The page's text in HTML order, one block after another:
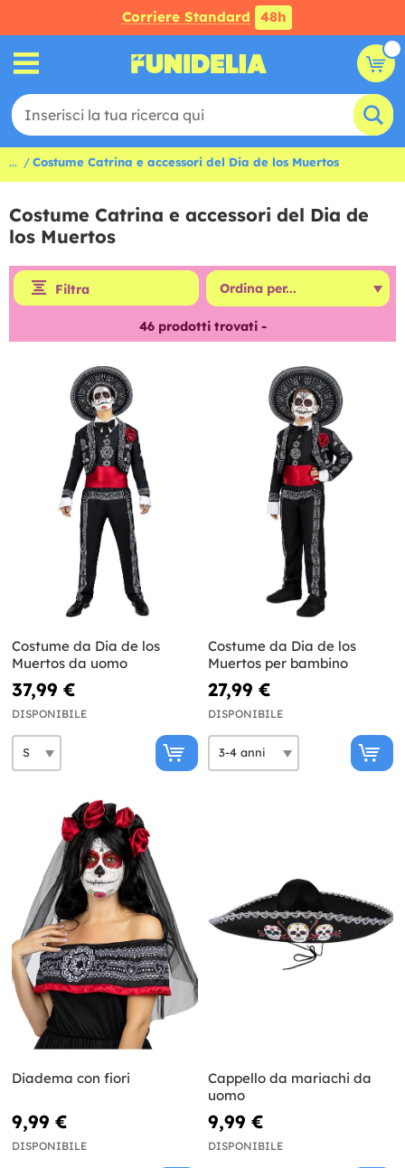
Corriere Standard 48h
... Costume Catrina e accessori del Dia de los Muertos
Costume Catrina e accessori del Dia de
los Muertos
Filtra
46prodotti trovati -
Costume da Dia de los
Muertos da uomo
37,99 €
DISPONIBILE
Costume da Dia de los
Muertos per bambino
27,99 €
DISPONIBILE
Diadema con fiori
9,99 €
DISPONIBILE
Cappello da mariachi da
uomo
9,99 €
DISPONIBILE